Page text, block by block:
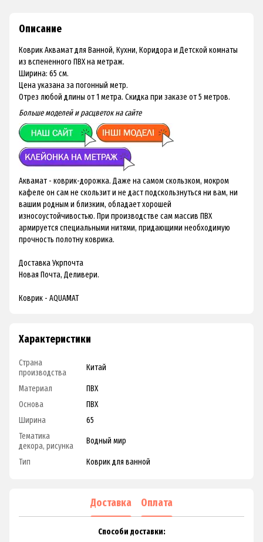
Описание
Коврик Аквамат для Ванной, Кухни, Коридора и Детской комнаты
из вспененного ПВХ на метраж.
Ширина: 65 см.
Цена указана за погонный метр.
Отрез любой длины от 1 метра. Скидка при заказе от 5 метров.
Больше моделей и расцветок насайте
Аквамат - коврик-дорожка. Даже на самом скользком, мокром
кафеле он сам не скользит и не даст подскользнуться ни вам, ни
вашим родным и близким, обладает хорошей
износоустойчивостью. При производстве сам массив ПВХ
армируется специальными нитями, придающими необходимую
прочность полотну коврика.
Доставка Укрпочта
Новая Почта, Деливери.
Коврик - AQUAMAT
Характеристики
Страна
производства
Китай
Материал
ПВХ
Основа
ПВХ
Ширина
65
Тематика
декора, рисунка
Водный мир
Тип Коврик для ванной
Доставка Оплата
Способи доставки: